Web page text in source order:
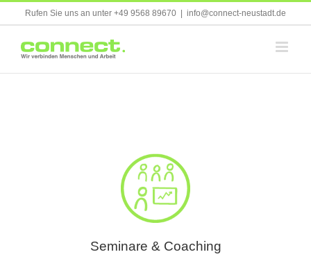
Rufen Sie uns an unter +49 9568 89670 info@connect-neustadt.de
Seminare & Coaching